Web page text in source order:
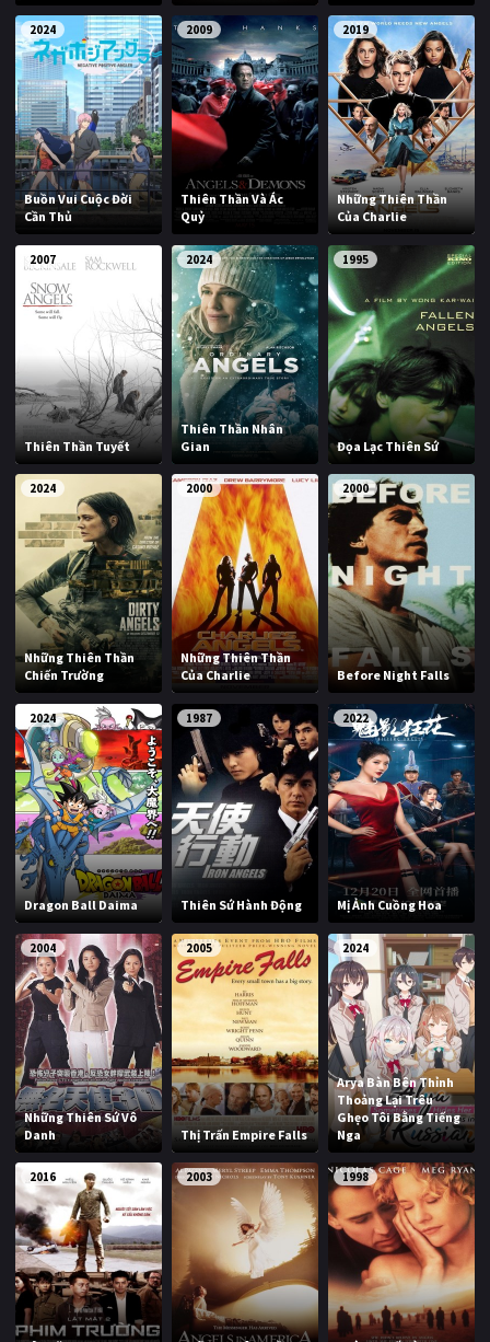
2024
Buồn Vui Cuộc Đời
Cần Thủ
2009
Thiên Thần Và Ác
Quỷ
2019
Những Thiên Thần
Của Charlie
2007
Thiên Thần Tuyết
2024
Thiên Thần Nhân
Gian
1995
Đọa Lạc Thiên Sứ
2024
Những Thiên Thần
Chiến Trường
2000
Những Thiên Thần
Của Charlie
2000
Before Night Falls
2024
Dragon Ball Daima
1987
Thiên Sứ Hành Động
2022
Mị Ảnh Cuồng Hoa
2004
Những Thiên Sứ Vô
Danh
2005
Thị Trấn Empire Falls
2024
Arya Bàn Bên Thỉnh
Thoảng Lại Trêu
Ghẹo Tôi Bằng Tiếng
Nga
2016 2003 1998